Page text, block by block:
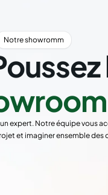
Notre showromm
expert. Notre équipe vous
et imaginer ensemble des